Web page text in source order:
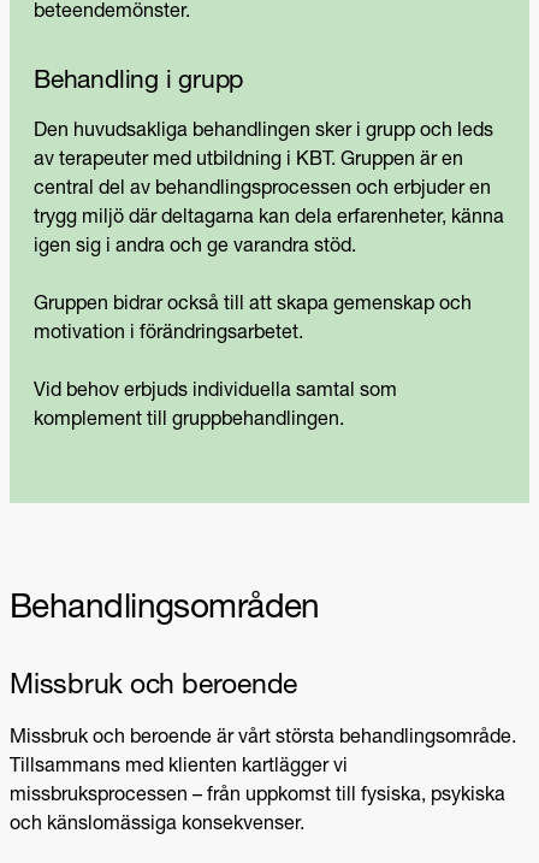
beteendemönster.
Behandling i grupp
Den huvudsakliga behandlingen sker i grupp och leds
av terapeuter med utbildning i KBT. Gruppen är en
central del av behandlingsprocessen och erbjuder en
trygg miljö där deltagarna kan dela erfarenheter, känna
igen sig i andra och ge varandra stöd.
Gruppen bidrar också till att skapa gemenskap och
motivation i förändringsarbetet.
Vid behov erbjuds individuella samtal som
komplement till gruppbehandlingen.
Behandlingsområden
Missbruk och beroende
Missbruk och beroende är vårt största behandlingsområde.
Tillsammans med klienten kartlägger vi
missbruksprocessen – från uppkomst till fysiska, psykiska
och känslomässiga konsekvenser.